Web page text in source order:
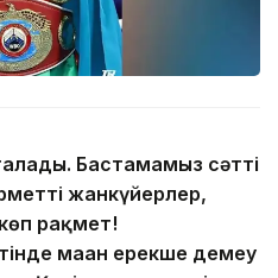
Бастамамыз сәтті
жанкүйерлер,
рақмет!
маған ерекше демеу